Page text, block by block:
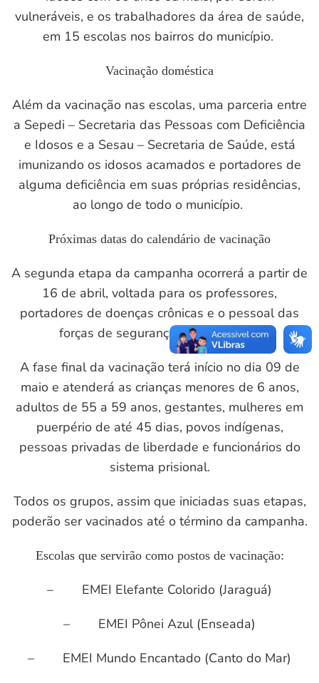
vulneráveis, e os trabalhadores da área de saúde,
em 15 escolas nos bairros do município.
Vacinação doméstica
Além da vacinação nas escolas, uma parceria entre
a Sepedi – Secretaria das Pessoas com Deficiência
e Idosos e a Sesau – Secretaria de Saúde, está
imunizando os idosos acamados e portadores de
alguma deficiência em suas próprias residências,
ao longo de todo o município.
Próximas datas do calendário de vacinação
A segunda etapa da campanha ocorrerá a partir de
16 de abril, voltada para os professores,
portadores de doenças crônicas e o pessoal das
forças de segurança e salvamento.
A fase final da vacinação terá início no dia 09 de
maio e atenderá as crianças menores de 6 anos,
adultos de 55 a 59 anos, gestantes, mulheres em
puerpério de até 45 dias, povos indígenas,
pessoas privadas de liberdade e funcionários do
sistema prisional.
Todos os grupos, assim que iniciadas suas etapas,
poderão ser vacinados até o término da campanha.
Escolas que servirão como postos de vacinação:
– EMEI Elefante Colorido (Jaraguá)
– EMEI Pônei Azul (Enseada)
– EMEI Mundo Encantado (Canto do Mar)